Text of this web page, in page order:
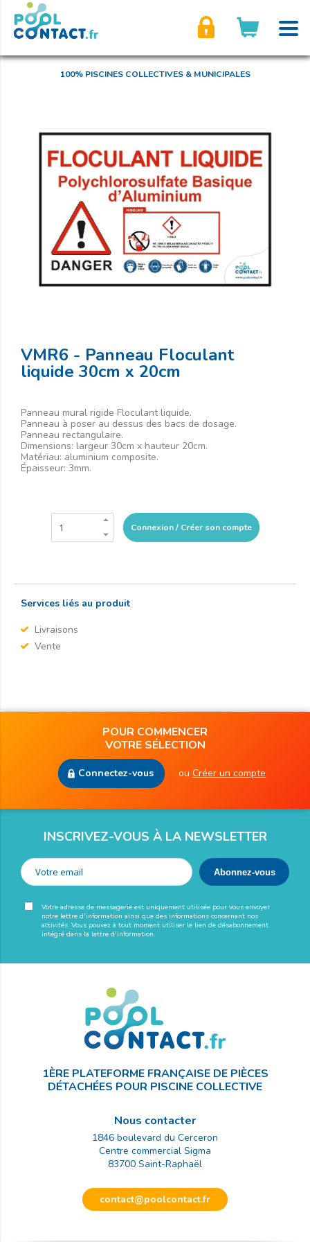
100% PISCINES COLLECTIVES & MUNICIPALES
VMR6 - Panneau Floculant
liquide 30cm x 20cm
Panneau mural rigide Floculant liquide.
Panneau à poser au dessus des bacs de dosage.
Panneau rectangulaire.
Dimensions: largeur 30cm x hauteur 20cm.
Matériau: aluminium composite.
Épaisseur: 3mm.
Connexion / Créer son compte
Services liés au produit
Livraisons
Vente
POUR COMMENCER
VOTRE SÉLECTION
Connectez-vous ou Créer un compte
INSCRIVEZ-VOUS À LA NEWSLETTER
Votre adresse de messagerie est uniquement utilisée pour vous envoyer
notre lettre d'information ainsi que des informations concernant nos
activités. Vous pouvez à tout moment utiliser le lien de désabonnement
intégré dans la lettre d'information.
1ÈRE PLATEFORME FRANÇAISE DE PIÈCES
DÉTACHÉES POUR PISCINE COLLECTIVE
Nous contacter
1846 boulevard du Cerceron
Centre commercial Sigma
83700 Saint-Raphaël
contact@poolcontact.fr